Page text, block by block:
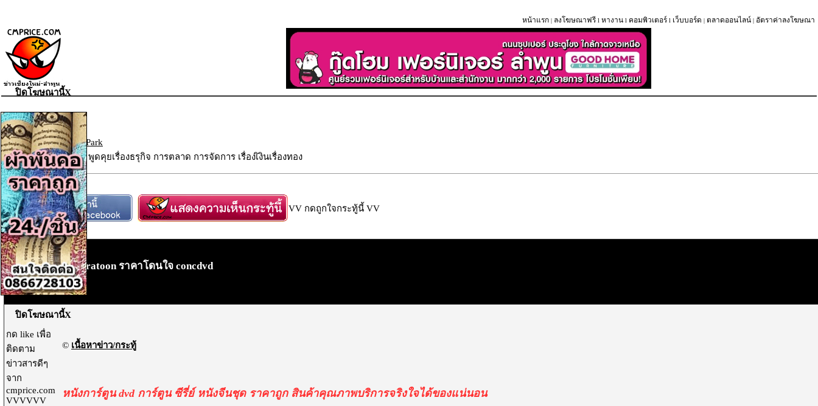
หน้าแรก | ลงโฆษณาฟรี l หางาน l คอมพิวเตอร์ l เว็บบอร์ด | ตลาดออนไลน์ | อัตราค่าลงโฆษณา
Business Park
เว็บบอร์ด»Business Park
รายละเอียดของห้อง : พูดคุยเรื่องธรุกิจ การตลาด การจัดการ เรื่องเิงินเรื่องทอง
VV กดถูกใจกระทู้นี้ VV
•หนังการ์ตูน dvdcratoon ราคาโดนใจ concdvd
กด like เพื่อ
ติดตาม
ข่าวสารดีๆ
จาก
cmprice.com
VVVVVV
© เนื้อหาข่าว/กระทู้
หนังการ์ตูน dvd การ์ตูน ซีรี่ย์ หนังจีนชุด ราคาถูก สินค้าคุณภาพบริการจริงใจได้ของแน่นอน
ปิดโฆษณานี้X
ปิดโฆษณานี้X